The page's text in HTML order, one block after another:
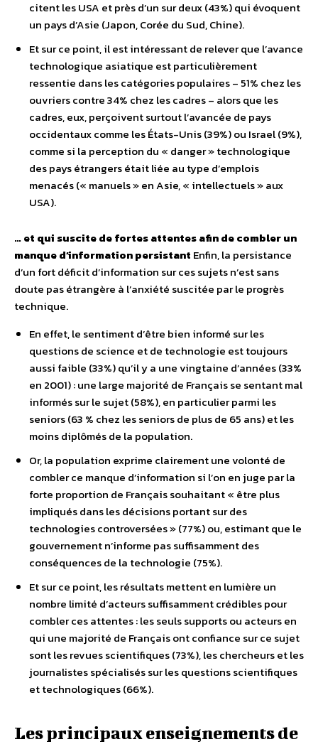
citent les USA et près d’un sur deux (43%) qui évoquent
un pays d’Asie (Japon, Corée du Sud, Chine).
Et sur ce point, il est intéressant de relever que l’avance
technologique asiatique est particulièrement
ressentie dans les catégories populaires – 51% chez les
ouvriers contre 34% chez les cadres – alors que les
cadres, eux, perçoivent surtout l’avancée de pays
occidentaux comme les États-Unis (39%) ou Israel (9%),
comme si la perception du « danger » technologique
des pays étrangers était liée au type d’emplois
menacés (« manuels » en Asie, « intellectuels » aux
USA).
… et qui suscite de fortes attentes afin de combler un
manque d’information persistant Enfin, la persistance
d’un fort déficit d’information sur ces sujets n’est sans
doute pas étrangère à l’anxiété suscitée par le progrès
technique.
En effet, le sentiment d’être bien informé sur les
questions de science et de technologie est toujours
aussi faible (33%) qu’il y a une vingtaine d’années (33%
en 2001) : une large majorité de Français se sentant mal
informés sur le sujet (58%), en particulier parmi les
seniors (63 % chez les seniors de plus de 65 ans) et les
moins diplômés de la population.
Or, la population exprime clairement une volonté de
combler ce manque d’information si l’on en juge par la
forte proportion de Français souhaitant « être plus
impliqués dans les décisions portant sur des
technologies controversées » (77%) ou, estimant que le
gouvernement n’informe pas suffisamment des
conséquences de la technologie (75%).
Et sur ce point, les résultats mettent en lumière un
nombre limité d’acteurs suffisamment crédibles pour
combler ces attentes : les seuls supports ou acteurs en
qui une majorité de Français ont confiance sur ce sujet
sont les revues scientifiques (73%), les chercheurs et les
journalistes spécialisés sur les questions scientifiques
et technologiques (66%).
Les principaux enseignements de